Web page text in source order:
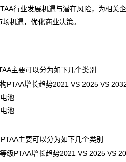
行业发展机遇与潜在风险，为相关
机遇，优化商业决策。
主要可以分为如下几个类别
增长趋势2021 VS 2025 VS
池
池
主要可以分为如下几个类别
增长趋势2021 VS 2025 VS